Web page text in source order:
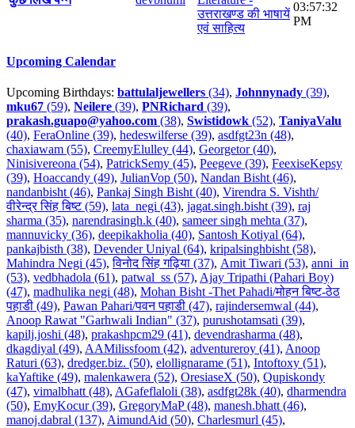
उत्तराखण्ड की भाषायें
एवं साहित्य
03:57:32
PM
Upcoming Calendar
Upcoming Birthdays: battulaljewellers (34), Johnnynady (39),
mku67 (59), Neilere (39), PNRichard (39),
prakash.guapo@yahoo.com (38), Swistidowk (52), TaniyaValu
(40), FeraOnline (39), hedeswilferse (39), asdfgt23n (48),
chaxiawam (55), CreemyElulley (44), Georgetor (40),
Ninisivereona (54), PatrickSemy (45), Peegeve (39), FeexiseKepsy
(39), Hoaccandy (49), JulianVop (50), Nandan Bisht (46),
nandanbisht (46), Pankaj Singh Bisht (40), Virendra S. Vishth/
वीरेन्द्र सिंह बिष्ट (59), lata_negi (43), jagat.singh.bisht (39), raj
sharma (35), narendrasingh.k (40), sameer singh mehta (37),
mannuvicky (36), deepikakholia (40), Santosh Kotiyal (64),
pankajbisth (38), Devender Uniyal (64), kripalsinghbisht (58),
Mahindra Negi (45),विनोद सिंह गढ़िया (37), Amit Tiwari (53), anni_in
(53), vedbhadola (61), patwal_ss (57), Ajay Tripathi (Pahari Boy)
(47), madhulika negi (48), Mohan Bisht -Thet Pahadi/मोहन बिष्ट-ठेठ
पहाडी (49), Pawan Pahari/पवन पहाडी (47), rajindersemwal (44),
Anoop Rawat "Garhwali Indian" (37), purushotamsati (39),
kapilj.joshi (48), prakashpcm29 (41), devendrasharma (48),
dkagdiyal (49), AAMilissfoom (42), adventureroy (41), Anoop
Raturi (63), dredger.biz. (50), elollignarame (51), Intoftoxy (51),
kaYaftike (49), malenkawera (52), OresiaseX (50), Qupiskondy
(47), vimalbhatt (48), AGafeflaloli (38), asdfgt28k (40), dharmendra
(50), EmyKocur (39), GregoryMaP (48), manesh.bhatt (46),
manoj.dabral (137), AimundAid (50), Charlesmurl (45),